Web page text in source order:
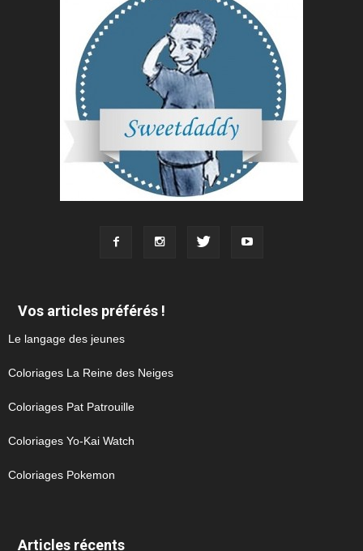
Vos articles préférés !
Le langage des jeunes
Coloriages La Reine des Neiges
Coloriages Pat Patrouille
Coloriages Yo-Kai Watch
Coloriages Pokemon
Articles récents